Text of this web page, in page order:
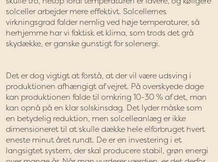
solceller arbejder mere effektivt. Solcellernes
virkningsgrad falder nemlig ved høje temperaturer, så
herhjemme har vi faktisk et klima, som trods det grå
skydække, er ganske gunstigt for solenergi.
Det er dog vigtigt at forstå, at der vil være udsving i
produktionen afhængigt af vejret. På overskyede dage
kan produktionen falde til omkring 10-30 % af det, man
kan opnå på en klar solskinsdag. Det lyder måske som
en betydelig reduktion, men solcelleanlæg er ikke
dimensioneret til at skulle dække hele elforbruget hvert
eneste minut året rundt. De er en investering i et
langsigtet system, der skal producere stabil, grøn energi